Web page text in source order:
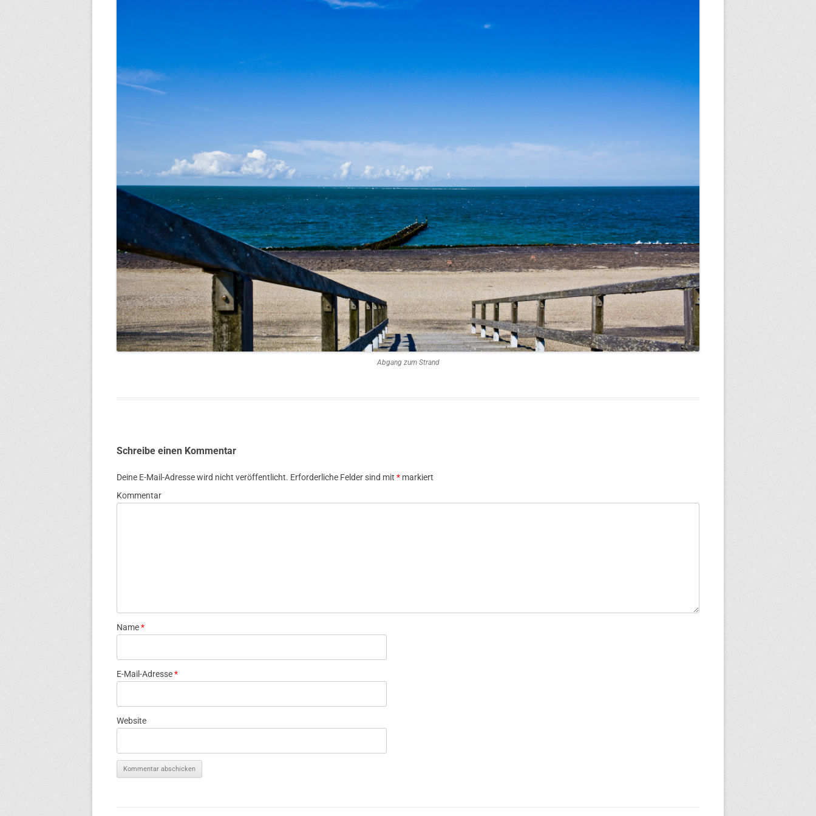
Abgang zum Strand
Schreibe einen Kommentar
Deine E-Mail-Adresse wird nicht veröffentlicht. Erforderliche Felder sind mit * markiert
Kommentar
Name*
E-Mail-Adresse*
Website